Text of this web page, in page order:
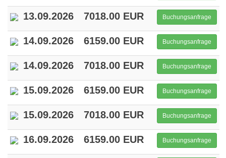
13.09.2026 7018.00 EUR Buchungsanfrage
14.09.2026 6159.00 EUR Buchungsanfrage
14.09.2026 7018.00 EUR Buchungsanfrage
15.09.2026 6159.00 EUR Buchungsanfrage
15.09.2026 7018.00 EUR Buchungsanfrage
16.09.2026 6159.00 EUR Buchungsanfrage